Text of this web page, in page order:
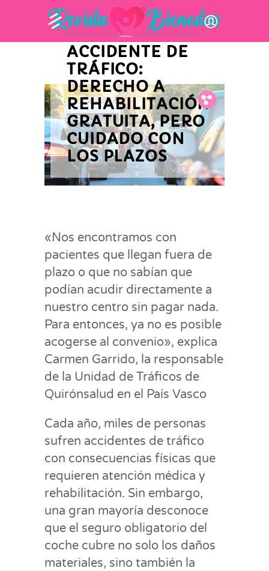
Fb.
Tw.
Pin.
INNOVACIÓN Y ACTUALIDAD
EMPRESARIAL
ACCIDENTE DE
TRÁFICO:
DERECHO A
REHABILITACIÓN
GRATUITA, PERO
CUIDADO CON
LOS PLAZOS
«Nos encontramos con
pacientes que llegan fuera de
plazo o que no sabían que
podían acudir directamente a
nuestro centro sin pagar nada.
Para entonces, ya no es posible
acogerse al convenio», explica
Carmen Garrido, la responsable
de la Unidad de Tráficos de
Quirónsalud en el País Vasco
Cada año, miles de personas
sufren accidentes de tráfico
con consecuencias físicas que
requieren atención médica y
rehabilitación. Sin embargo,
una gran mayoría desconoce
que el seguro obligatorio del
coche cubre no solo los daños
materiales, sino también la